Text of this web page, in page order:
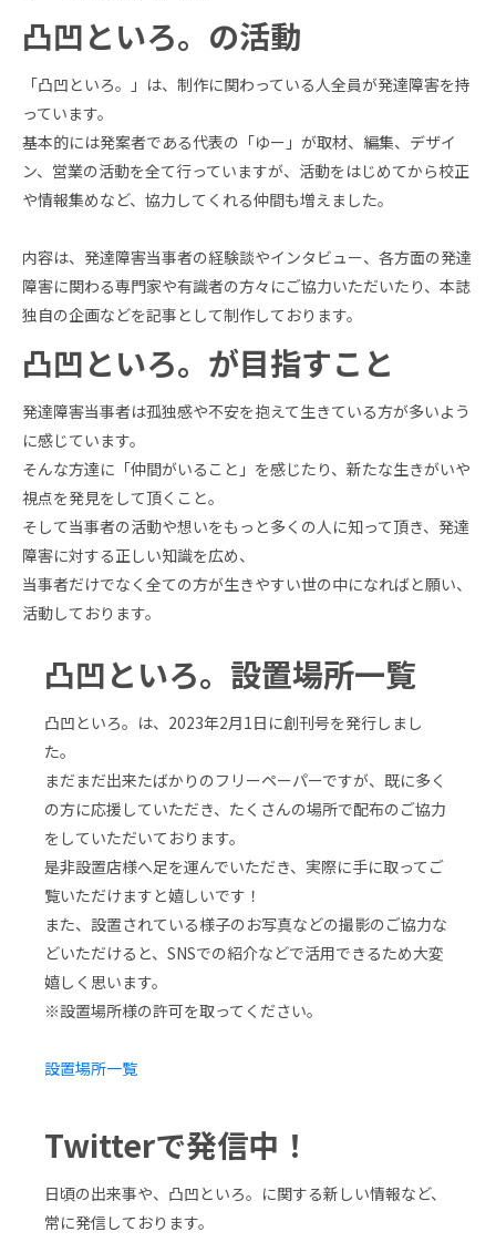
凸凹といろ。の活動
「凸凹といろ。」は、制作に関わっている人全員が発達障害を持
っています。
基本的には発案者である代表の「ゆー」が取材、編集、デザイ
ン、営業の活動を全て行っていますが、活動をはじめてから校正
や情報集めなど、協力してくれる仲間も増えました。
内容は、発達障害当事者の経験談やインタビュー、各方面の発達
障害に関わる専門家や有識者の方々にご協力いただいたり、本誌
独自の企画などを記事として制作しております。
凸凹といろ。が目指すこと
発達障害当事者は孤独感や不安を抱えて生きている方が多いよう
に感じています。
そんな方達に「仲間がいること」を感じたり、新たな生きがいや
視点を発見をして頂くこと。
そして当事者の活動や想いをもっと多くの人に知って頂き、発達
障害に対する正しい知識を広め、
当事者だけでなく全ての方が生きやすい世の中になればと願い、
活動しております。
凸凹といろ。設置場所一覧
凸凹といろ。は、2023年2月1日に創刊号を発行しまし
た。
まだまだ出来たばかりのフリーペーパーですが、既に多く
の方に応援していただき、たくさんの場所で配布のご協力
をしていただいております。
是非設置店様へ足を運んでいただき、実際に手に取ってご
覧いただけますと嬉しいです！
また、設置されている様子のお写真などの撮影のご協力な
どいただけると、SNSでの紹介などで活用できるため大変
嬉しく思います。
※設置場所様の許可を取ってください。
設置場所一覧
Twitterで発信中！
日頃の出来事や、凸凹といろ。に関する新しい情報など、
常に発信しております。